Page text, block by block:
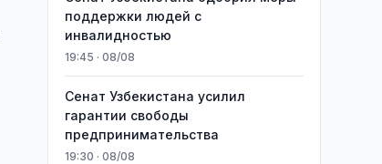
поддержки людей с
инвалидностью
19:45 · 08/08
Сенат Узбекистана усилил
гарантии свободы
предпринимательства
19:30 · 08/08